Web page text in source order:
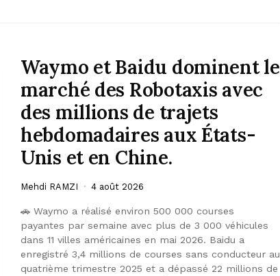
Waymo et Baidu dominent le
marché des Robotaxis avec
des millions de trajets
hebdomadaires aux États-
Unis et en Chine.
Mehdi RAMZI 4 août 2026
🚗 Waymo a réalisé environ 500 000 courses
payantes par semaine avec plus de 3 000 véhicules
dans 11 villes américaines en mai 2026. Baidu a
enregistré 3,4 millions de courses sans conducteur au
quatrième trimestre 2025 et a dépassé 22 millions de